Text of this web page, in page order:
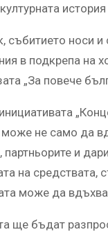
история
събитието носи
в подкрепа на
„За повече
може не само да
партньорите и
на
може да
ще бъдат